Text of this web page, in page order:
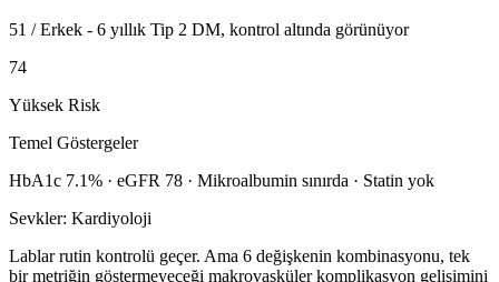
51 / Erkek - 6 yıllık Tip 2 DM, kontrol altında görünüyor
74
Yüksek Risk
Temel Göstergeler
HbA1c 7.1% · eGFR 78 · Mikroalbumin sınırda · Statin yok
Sevkler: Kardiyoloji
Lablar rutin kontrolü geçer. Ama 6 değişkenin kombinasyonu, tek
bir metriğin göstermeyeceği makrovasküler komplikasyon gelişimini